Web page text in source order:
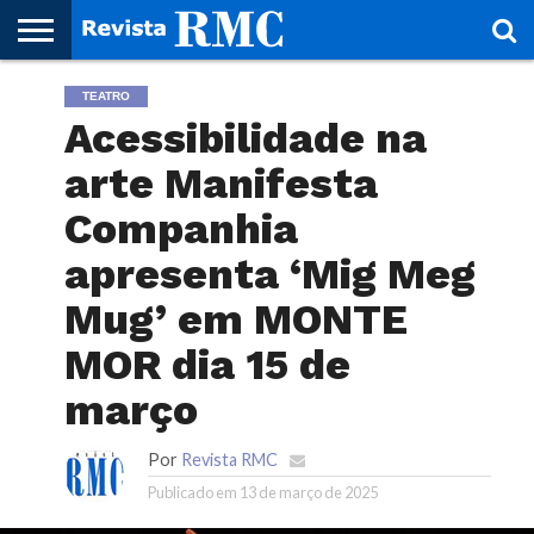
HOME
REVISTA
PROJETO
RMC – 20
ARTE &
NOTÍCIAS
EDIÇÕES
PARCEIROS
FAÇA
SEU
SITE!
FALETEATRO
Acessibilidade na
arte Manifesta
Companhia
apresenta ‘Mig Meg
Mug’ em MONTE
MOR dia 15 de
março
Por Revista RMC
Publicado em 13 de março de 2025